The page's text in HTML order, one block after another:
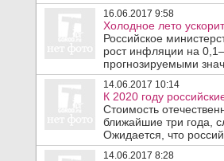
16.06.2017 9:58
Холодное лето
Российское
рост инфляции на
прогнозируемыми
14.06.2017 10:14
К 2020 году
Стоимость
ближайшие три года,
Ожидается, что
14.06.2017 8:28